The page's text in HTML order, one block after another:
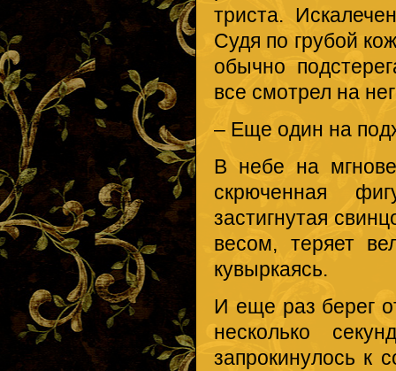
триста.
Судя по грубой
обычно
все смотрел на
– Еще один на
В небе на
скрюченная
застигнутая
весом, теряет
кувыркаясь.
И еще раз берег
несколько
запрокинулось к